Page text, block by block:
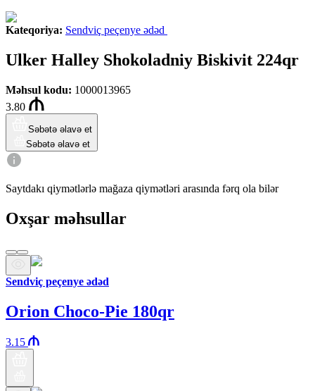
Kateqoriya: Sendviç peçenye ədəd
Ulker Halley Shokoladniy Biskivit 224qr
Məhsul kodu: 1000013965
3.80
Səbətə əlavə et
Səbətə əlavə et
Saytdakı qiymətlərlə mağaza qiymətləri arasında fərq ola bilər
Oxşar məhsullar
Sendviç peçenye ədəd
Orion Choco-Pie 180qr
3.15